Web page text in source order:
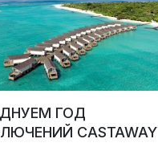
ГОД
CASTAWAY